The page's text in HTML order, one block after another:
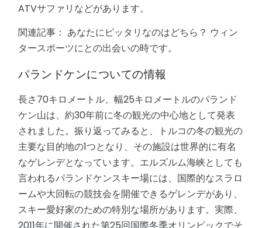
ATVサファリなどがあります。
関連記事： あなたにピッタリなのはどちら？ ウィン
タースポーツにとの出会いの時です。
パランドケンについての情報
長さ70キロメートル、幅25キロメートルのパランド
ケン山は、約30年前に冬の観光の中心地として発表
されました。振り返ってみると、トルコの冬の観光の
主要な目的地の1つとなり、その施設は世界的に有名
なゲレンデとなっています。エルズルム海峡としても
言われるパランドケンスキー場には、国際的なスラロ
ームや大回転の競技会を開催できるゲレンデがあり、
スキー愛好家のための特別な場所があります。実際、
2011年に開催された第25回国際冬季オリンピックでそ